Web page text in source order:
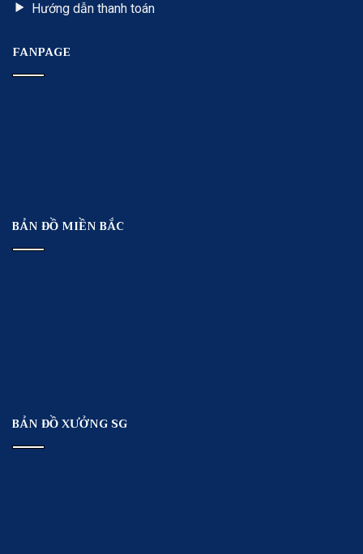
Hướng dẫn thanh toán
FANPAGE
BẢN ĐỒ MIỀN BẮC
BẢN ĐỒ XƯỞNG SG